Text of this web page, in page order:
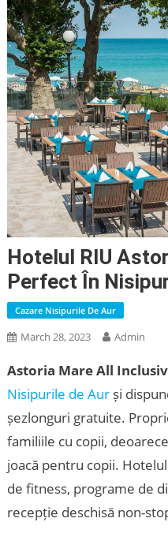
Hotelul RIU
Perfect În
Cazare Nisipurile De Aur
March 28, 2023 Admin
Astoria Mare All
Nisipurile de Aurși
șezlonguri gratuite.
familiile cu copii,
joacă pentru copii.
de fitness, programe de
recepție deschisă non-